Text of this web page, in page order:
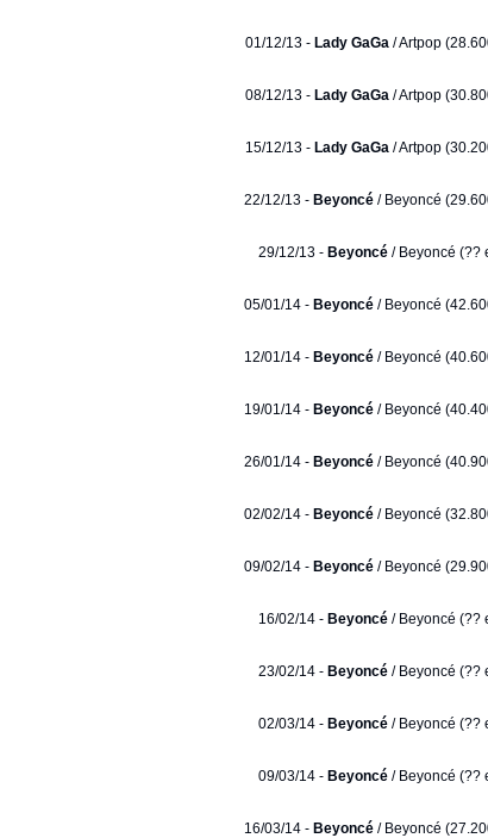
01/12/13 - Lady GaGa / Artpop
08/12/13 - Lady GaGa / Artpop
15/12/13 - Lady GaGa / Artpop
22/12/13 - Beyoncé / Beyoncé
29/12/13 - Beyoncé / Beyoncé (??
05/01/14 - Beyoncé / Beyoncé
12/01/14 - Beyoncé / Beyoncé
19/01/14 - Beyoncé / Beyoncé
26/01/14 - Beyoncé / Beyoncé
02/02/14 - Beyoncé / Beyoncé
09/02/14 - Beyoncé / Beyoncé
16/02/14 - Beyoncé / Beyoncé (??
23/02/14 - Beyoncé / Beyoncé (??
02/03/14 - Beyoncé / Beyoncé (??
09/03/14 - Beyoncé / Beyoncé (??
16/03/14 - Beyoncé / Beyoncé